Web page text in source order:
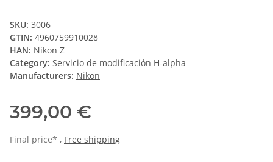
SKU: 3006
GTIN: 4960759910028
HAN: Nikon Z
Category: Servicio de modificación H-alpha
Manufacturers: Nikon
399,00 €
Final price* , Free shipping